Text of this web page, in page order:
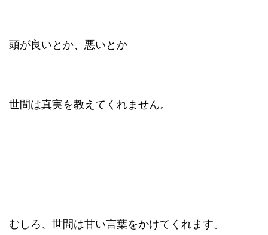
頭が良いとか、悪いとか
世間は真実を教えてくれません。
むしろ、世間は甘い言葉をかけてくれます。